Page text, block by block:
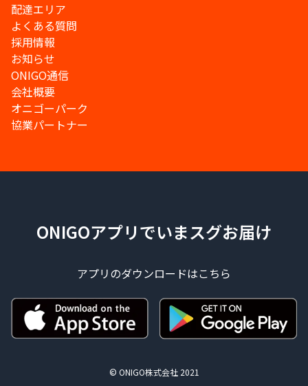
配達エリア
よくある質問
採用情報
お知らせ
ONIGO通信
会社概要
オニゴーパーク
協業パートナー
ONIGOアプリでいまスグお届け
アプリのダウンロードはこちら
© ONIGO株式会社 2021